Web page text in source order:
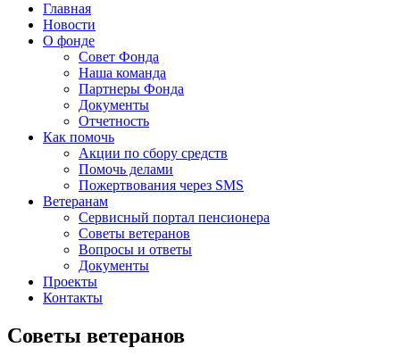
Главная
Новости
О фонде
Совет Фонда
Наша команда
Партнеры Фонда
Документы
Отчетность
Как помочь
Акции по сбору средств
Помочь делами
Пожертвования через SMS
Ветеранам
Сервисный портал пенсионера
Советы ветеранов
Вопросы и ответы
Документы
Проекты
Контакты
Советы ветеранов